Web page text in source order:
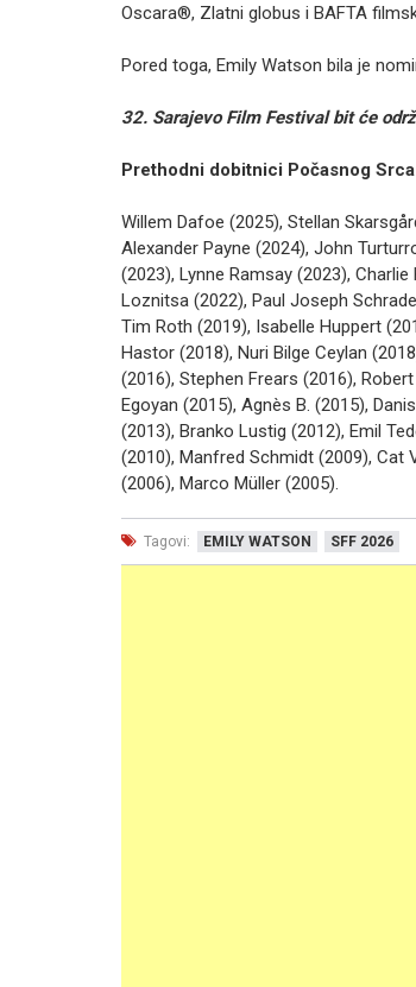
Oscara®, Zlatni globus i BAFTA
Pored toga, Emily Watson bila je
32. Sarajevo Film Festival bit će
Prethodni dobitnici Počasnog Srca
Willem Dafoe (2025), Stellan
Alexander Payne (2024), John
(2023), Lynne Ramsay (2023),
Loznitsa (2022), Paul Joseph
Tim Roth (2019), Isabelle Huppert
Hastor (2018), Nuri Bilge Ceylan
(2016), Stephen Frears (2016),
Egoyan (2015), Agnès B. (2015),
(2013), Branko Lustig (2012), Emil
(2010), Manfred Schmidt (2009), Cat
(2006), Marco Müller (2005).
Tagovi: EMILY WATSON SFF 2026